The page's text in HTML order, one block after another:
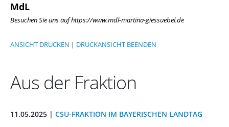
MdL
Besuchen Sie uns auf https://www.mdl-martina-giessuebel.de
ANSICHT DRUCKEN | DRUCKANSICHT BEENDEN
Aus der Fraktion
11.05.2025 | CSU-FRAKTION IM BAYERISCHEN LANDTAG